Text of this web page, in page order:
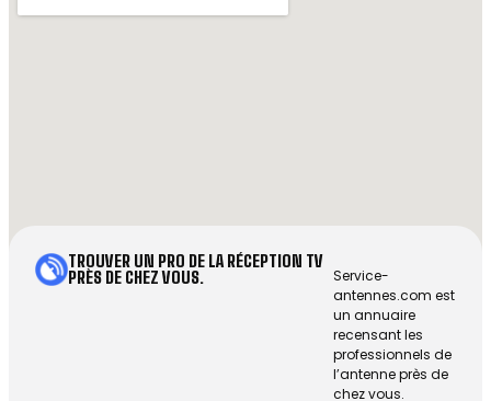
TROUVER UN PRO DE LA RÉCEPTION TV
PRÈS DE CHEZ VOUS.
Service-
antennes.com est
un annuaire
recensant les
professionnels de
l’antenne près de
chez vous.